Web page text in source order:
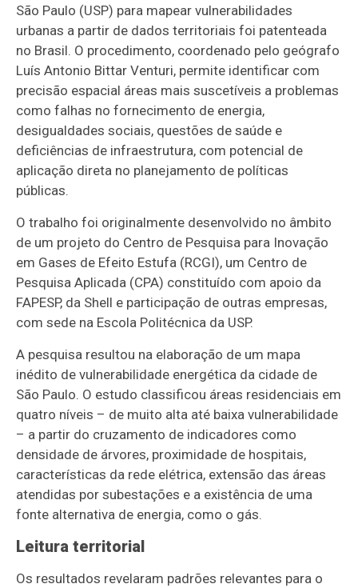
São Paulo (USP) para mapear vulnerabilidades
urbanas a partir de dados territoriais foi patenteada
no Brasil. O procedimento, coordenado pelo geógrafo
Luís Antonio Bittar Venturi, permite identificar com
precisão espacial áreas mais suscetíveis a problemas
como falhas no fornecimento de energia,
desigualdades sociais, questões de saúde e
deficiências de infraestrutura, com potencial de
aplicação direta no planejamento de políticas
públicas.
O trabalho foi originalmente desenvolvido no âmbito
de um projeto do Centro de Pesquisa para Inovação
em Gases de Efeito Estufa (RCGI), um Centro de
Pesquisa Aplicada (CPA) constituído com apoio da
FAPESP, da Shell e participação de outras empresas,
com sede na Escola Politécnica da USP.
A pesquisa resultou na elaboração de um mapa
inédito de vulnerabilidade energética da cidade de
São Paulo. O estudo classificou áreas residenciais em
quatro níveis – de muito alta até baixa vulnerabilidade
– a partir do cruzamento de indicadores como
densidade de árvores, proximidade de hospitais,
características da rede elétrica, extensão das áreas
atendidas por subestações e a existência de uma
fonte alternativa de energia, como o gás.
Leitura territorial
Os resultados revelaram padrões relevantes para o